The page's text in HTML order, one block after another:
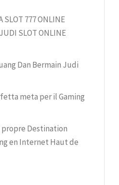
SLOT 777 ONLINE
SLOT ONLINE
Dan Bermain Judi
meta per il Gaming
propre Destination
en Internet Haut de